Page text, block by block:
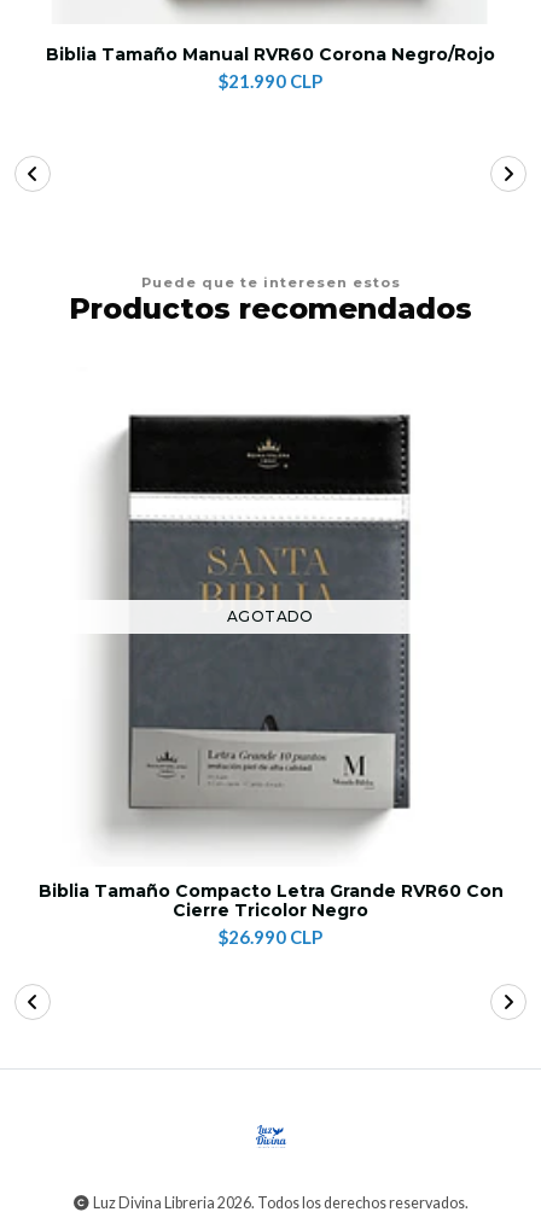
Biblia Tamaño Manual RVR60 Corona Negro/Rojo
$21.990 CLP
Puede que te interesen estos
Productos recomendados
AGOTADO
Biblia Tamaño Compacto Letra Grande RVR60 Con
Cierre Tricolor Negro
$26.990 CLP
Luz Divina Libreria 2026. Todos los derechos reservados.